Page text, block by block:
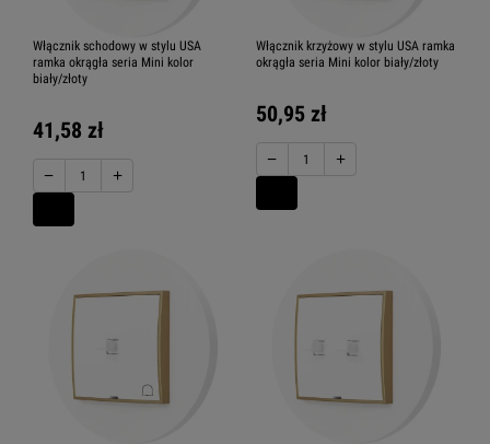
Włącznik schodowy w stylu USA
ramka okrągła seria Mini kolor
biały/złoty
41,58 zł
− +
Włącznik krzyżowy w stylu USA ramka
okrągła seria Mini kolor biały/złoty
50,95 zł
− +